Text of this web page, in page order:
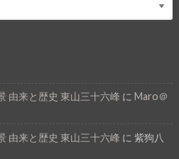
由来と歴史 東山三十六峰 に Maro＠
由来と歴史 東山三十六峰 に 紫狗八